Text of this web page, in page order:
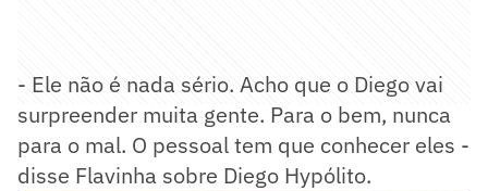
- Ele não é nada sério. Acho que o Diego vai
surpreender muita gente. Para o bem, nunca
para o mal. O pessoal tem que conhecer eles -
disse Flavinha sobre Diego Hypólito.